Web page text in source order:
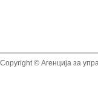
Copyright © Агенција за